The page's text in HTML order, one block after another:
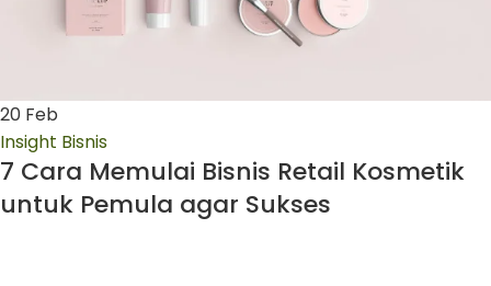
20 Feb
Insight Bisnis
7 Cara Memulai Bisnis Retail Kosmetik
untuk Pemula agar Sukses